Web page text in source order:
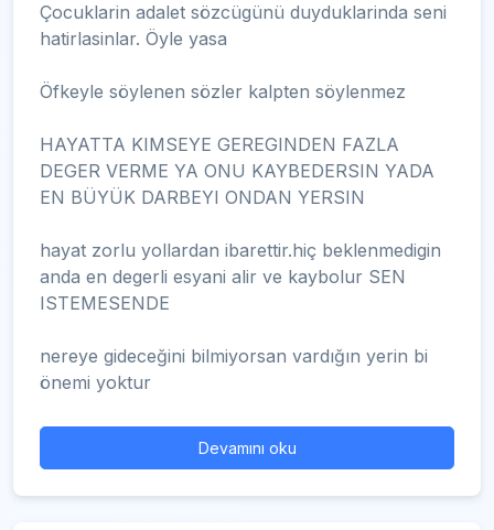
Çocuklarin adalet sözcügünü duyduklarinda seni
hatirlasinlar. Öyle yasa
Öfkeyle söylenen sözler kalpten söylenmez
HAYATTA KIMSEYE GEREGINDEN FAZLA
DEGER VERME YA ONU KAYBEDERSIN YADA
EN BÜYÜK DARBEYI ONDAN YERSIN
hayat zorlu yollardan ibarettir.hiç beklenmedigin
anda en degerli esyani alir ve kaybolur SEN
ISTEMESENDE
nereye gideceğini bilmiyorsan vardığın yerin bi
önemi yoktur
Devamını oku